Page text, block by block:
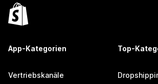
App-Kategorien
Vertriebskanäle
Top-